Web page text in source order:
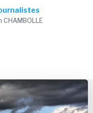
CHAMBOLLE